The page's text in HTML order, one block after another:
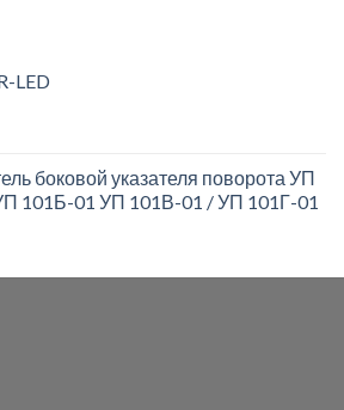
LED
боковой указателя поворота УП
101Б-01 УП 101В-01 / УП 101Г-01